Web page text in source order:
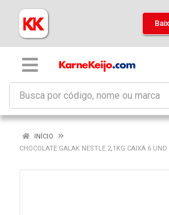
INÍCIO
CHOCOLATE GALAK NESTLE 2,1KG CAIXA 6 UND